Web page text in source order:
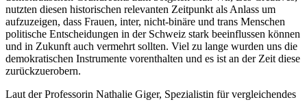
nutzten diesen historischen relevanten Zeitpunkt als Anlass um
aufzuzeigen, dass Frauen, inter, nicht-binäre und trans Menschen
politische Entscheidungen in der Schweiz stark beeinflussen können
und in Zukunft auch vermehrt sollten. Viel zu lange wurden uns die
demokratischen Instrumente vorenthalten und es ist an der Zeit diese
zurückzuerobern.
Laut der Professorin Nathalie Giger, Spezialistin für vergleichendes